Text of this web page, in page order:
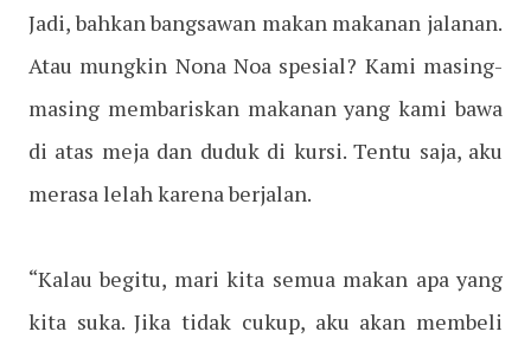
Jadi, bahkan bangsawan makan makanan jalanan.
Atau mungkin Nona Noa spesial? Kami masing-
masing membariskan makanan yang kami bawa
di atas meja dan duduk di kursi. Tentu saja, aku
merasa lelah karena berjalan.
“Kalau begitu, mari kita semua makan apa yang
kita suka. Jika tidak cukup, aku akan membeli